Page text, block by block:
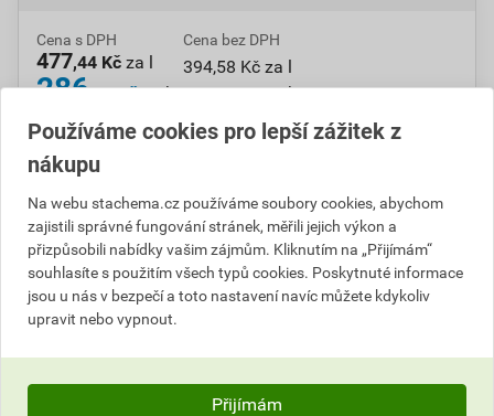
Cena s DPH
477,44 Kč za l
286,41 Kčza ks
Cena bez DPH
394,58 Kč za l
236,70 Kč za ks
Do košíku přidáte1 ks / 0,6 lza286,41Kčs DPH
(236,70Kčbez DPH).
Číslo položky: 1152026120
Katalogový kód: XCDG8
Výrobky značky: Stachema
Používáme cookies pro lepší zážitek z
nákupu
Na webu stachema.cz používáme soubory cookies, abychom
zajistili správné fungování stránek, měřili jejich výkon a
přizpůsobili nabídky vašim zájmům. Kliknutím na „Přijímám“
souhlasíte s použitím všech typů cookies. Poskytnuté informace
jsou u nás v bezpečí a toto nastavení navíc můžete kdykoliv
upravit nebo vypnout.
Přijímám